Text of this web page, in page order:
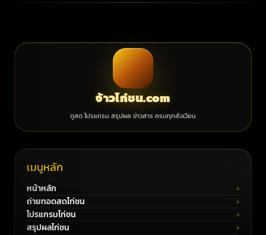
จ้าวไก่ชน.com
ดูสด โปรแกรม สรุปผล ข่าวสาร ครบทุกสังเวียน
เมนูหลัก
หน้าหลัก
ถ่ายทอดสดไก่ชน
โปรแกรมไก่ชน
สรุปผลไก่ชน